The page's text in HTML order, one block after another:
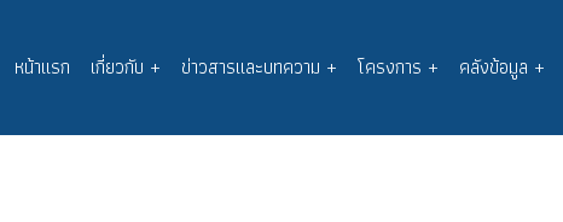
Main
navigation
หน้าแรก เกี่ยวกับ + ข่าวสารและบทความ + โครงการ + คลังข้อมูล +